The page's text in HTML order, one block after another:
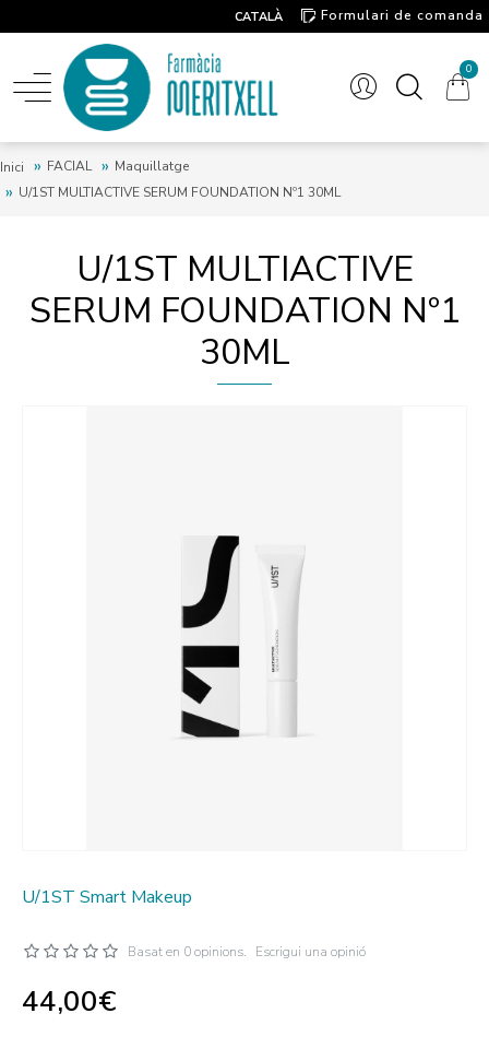
CATALÀ
Formulari de comanda
0
Inici FACIAL
Maquillatge
U/1ST MULTIACTIVE SERUM FOUNDATION Nº1 30ML
U/1ST MULTIACTIVE
SERUM FOUNDATION Nº1
30ML
U/1ST Smart Makeup
Basat en 0 opinions. Escrigui una opinió
44,00€